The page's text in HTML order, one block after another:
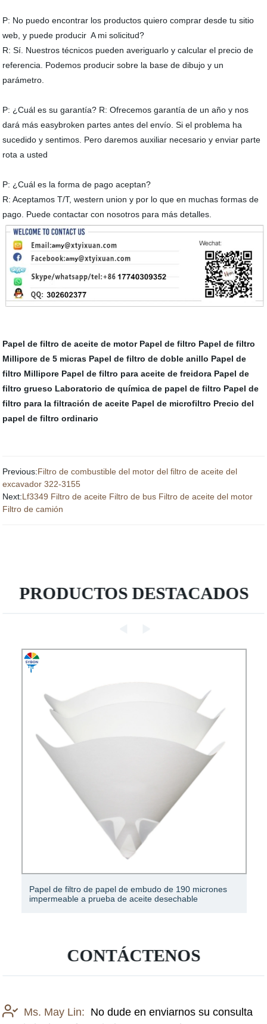
P: No puedo encontrar los productos quiero comprar desde tu sitio
web, y puede producir A mi solicitud?
R: Sí. Nuestros técnicos pueden averiguarlo y calcular el precio de
referencia. Podemos producir sobre la base de dibujo y un
parámetro.
P: ¿Cuál es su garantía? R: Ofrecemos garantía de un año y nos
dará más easybroken partes antes del envío. Si el problema ha
sucedido y sentimos. Pero daremos auxiliar necesario y enviar parte
rota a usted
P: ¿Cuál es la forma de pago aceptan?
R: Aceptamos T/T, western union y por lo que en muchas formas de
pago. Puede contactar con nosotros para más detalles.
Papel de filtro de aceite de motor Papel de filtro Papel de filtro
Millipore de 5 micras Papel de filtro de doble anillo Papel de
filtro Millipore Papel de filtro para aceite de freidora Papel de
filtro grueso Laboratorio de química de papel de filtro Papel de
filtro para la filtración de aceite Papel de microfiltro Precio del
papel de filtro ordinario
Previous:Filtro de combustible del motor del filtro de aceite del
excavador 322-3155
Next:Lf3349 Filtro de aceite Filtro de bus Filtro de aceite del motor
Filtro de camión
PRODUCTOS DESTACADOS
Papel de filtro de papel de embudo de 190 micrones
impermeable a prueba de aceite desechable
CONTÁCTENOS
Ms. May Lin: No dude en enviarnos su consulta